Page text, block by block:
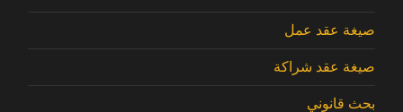
صيغة عقد عمل
صيغة عقد شراكة
بحث قانوني